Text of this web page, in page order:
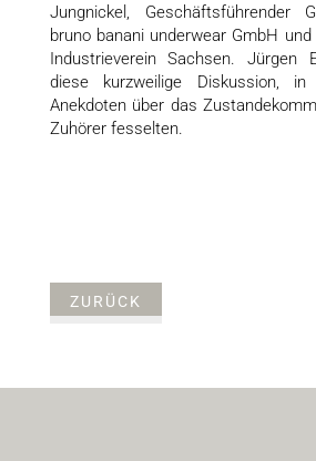
Jungnickel, Geschäftsführender
bruno banani underwear GmbH
Industrieverein Sachsen. Jürgen
diese kurzweilige Diskussion,
Anekdoten über das
Zuhörer fesselten.
ZURÜCK